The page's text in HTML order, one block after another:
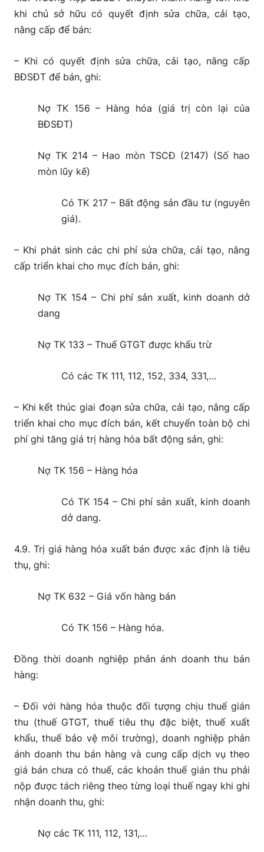
khi chủ sở hữu có quyết định sửa chữa, cải tạo,
nâng cấp để bán:
– Khi có quyết định sửa chữa, cải tạo, nâng cấp
BĐSĐT để bán, ghi:
Nợ TK 156 – Hàng hóa (giá trị còn lại của
BĐSĐT)
Nợ TK 214 – Hao mòn TSCĐ (2147) (Số hao
mòn lũy kế)
Có TK 217 – Bất động sản đầu tư (nguyên
giá).
– Khi phát sinh các chi phí sửa chữa, cải tạo, nâng
cấp triển khai cho mục đích bán, ghi:
Nợ TK 154 – Chi phí sản xuất, kinh doanh dở
dang
Nợ TK 133 – Thuế GTGT được khấu trừ
Có các TK 111, 112, 152, 334, 331,…
– Khi kết thúc giai đoạn sửa chữa, cải tạo, nâng cấp
triển khai cho mục đích bán, kết chuyển toàn bộ chi
phí ghi tăng giá trị hàng hóa bất động sản, ghi:
Nợ TK 156 – Hàng hóa
Có TK 154 – Chi phí sản xuất, kinh doanh
dở dang.
4.9. Trị giá hàng hóa xuất bán được xác định là tiêu
thụ, ghi:
Nợ TK 632 – Giá vốn hàng bán
Có TK 156 – Hàng hóa.
Đồng thời doanh nghiệp phản ánh doanh thu bán
hàng:
– Đối với hàng hóa thuộc đối tượng chịu thuế gián
thu (thuế GTGT, thuế tiêu thụ đặc biệt, thuế xuất
khẩu, thuế bảo vệ môi trường), doanh nghiệp phản
ánh doanh thu bán hàng và cung cấp dịch vụ theo
giá bán chưa có thuế, các khoản thuế gián thu phải
nộp được tách riêng theo từng loại thuế ngay khi ghi
nhận doanh thu, ghi:
Nợ các TK 111, 112, 131,…